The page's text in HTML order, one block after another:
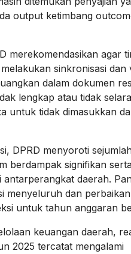
output ketimbang
merekomendasikan agar
sinkronisasi dan
dalam dokumen
lengkap atau tidak
untuk tidak dimasukkan
DPRD menyoroti
berdampak signifikan
antarperangkat daerah.
menyeluruh dan perbaikan
untuk tahun anggaran
keuangan daerah,
2025 tercatat mengalami